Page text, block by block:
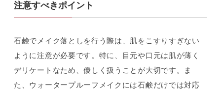
注意すべきポイント
石鹸でメイク落としを行う際は、肌をこすりすぎない
ように注意が必要です。特に、目元や口元は肌が薄く
デリケートなため、優しく扱うことが大切です。ま
た、ウォータープルーフメイクには石鹸だけでは対応